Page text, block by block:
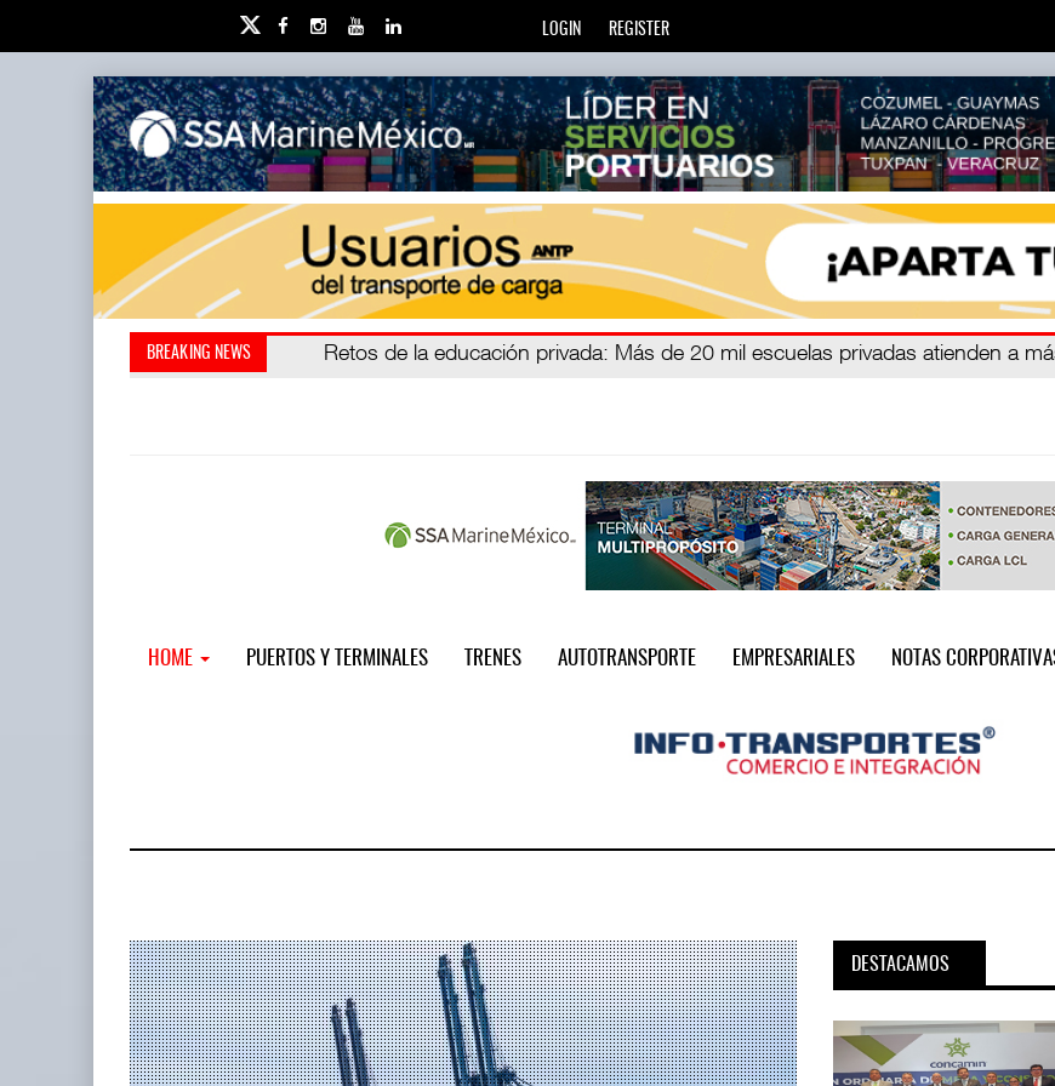
LOGIN REGISTER
BREAKING NEWS Miguel Ángel Bres encabezará
Retos de la educación privada: Más de 20 mil escuelas privadas atienden a
HOME PUERTOS Y TERMINALES TRENES AUTOTRANSPORTE EMPRESARIALES NOTAS
DESTACAMOS
MSC incorpora servicio PAMEX en
...
12 JUL 2026
MSC incorpora servicio
...
12 JUL 2026